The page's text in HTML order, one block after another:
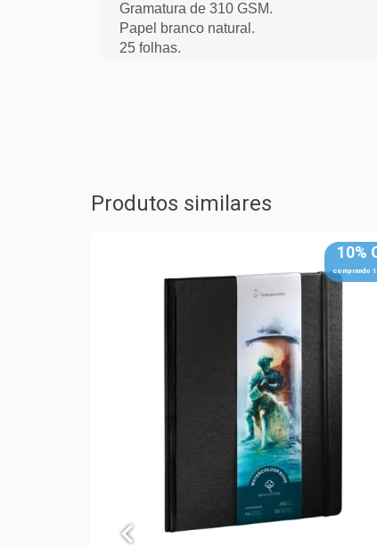
Gramatura de 310 GSM.
Papel branco natural.
25 folhas.
Produtos similares
10%
comprando 1